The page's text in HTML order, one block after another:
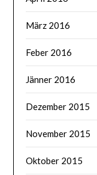
März 2016
Feber 2016
Jänner 2016
Dezember 2015
November 2015
Oktober 2015